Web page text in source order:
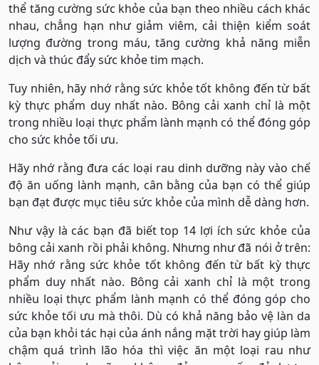
thể tăng cường sức khỏe của bạn theo nhiều cách khác
nhau, chẳng hạn như giảm viêm, cải thiện kiểm soát
lượng đường trong máu, tăng cường khả năng miễn
dịch và thúc đẩy sức khỏe tim mạch.
Tuy nhiên, hãy nhớ rằng sức khỏe tốt không đến từ bất
kỳ thực phẩm duy nhất nào. Bông cải xanh chỉ là một
trong nhiều loại thực phẩm lành mạnh có thể đóng góp
cho sức khỏe tối ưu.
Hãy nhớ rằng đưa các loại rau dinh dưỡng này vào chế
độ ăn uống lành mạnh, cân bằng của bạn có thể giúp
bạn đạt được mục tiêu sức khỏe của mình dễ dàng hơn.
Như vậy là các bạn đã biết top 14 lợi ích sức khỏe của
bông cải xanh rồi phải không. Nhưng như đã nói ở trên:
Hãy nhớ rằng sức khỏe tốt không đến từ bất kỳ thực
phẩm duy nhất nào. Bông cải xanh chỉ là một trong
nhiều loại thực phẩm lành mạnh có thể đóng góp cho
sức khỏe tối ưu mà thôi. Dù có khả năng bảo vệ làn da
của bạn khỏi tác hại của ánh nắng mặt trời hay giúp làm
chậm quá trình lão hóa thì việc ăn một loại rau như